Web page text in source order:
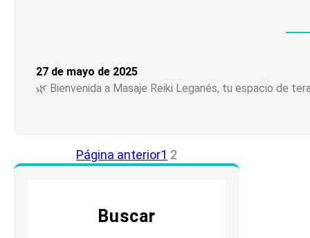
27 de mayo de 2025
🌿 Bienvenida a Masaje Reiki Leganés, tu espacio de
Página anterior1 2
Buscar